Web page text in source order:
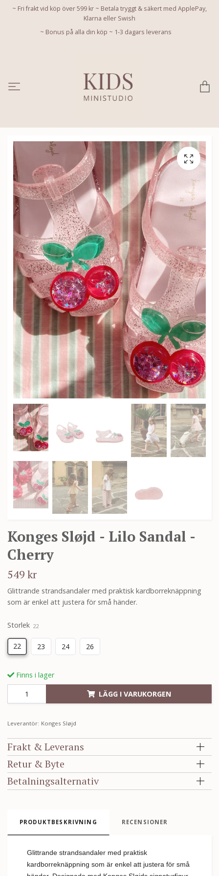
~ Fri frakt vid köp över 599 kr ~ Betala tryggt & säkert med ApplePay,
Klarna eller Swish
~ Bonus på alla din köp ~ 1-3 dagars leverans
Konges Sløjd - Lilo Sandal -
Cherry
549 kr
Glittrande strandsandaler med praktisk kardborreknäppning
som är enkel att justera för små händer.
Storlek 22
22 23 24 26
Finns i lager
LÄGG I VARUKORGEN
Leverantör: Konges Sløjd
Frakt & Leverans
Retur & Byte
Betalningsalternativ
PRODUKTBESKRIVNING RECENSIONER
Glittrande strandsandaler med praktisk
kardborreknäppning som är enkel att justera för små